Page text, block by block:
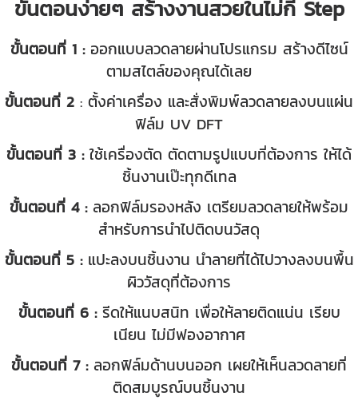
ขั้นตอนง่ายๆ สร้างงานสวยในไม่กี่ Step
ขั้นตอนที่ 1 :ออกแบบลวดลายผ่านโปรแกรม สร้างดีไซน์
ตามสไตล์ของคุณได้เลย
ขั้นตอนที่ 2 : ตั้งค่าเครื่อง และสั่งพิมพ์ลวดลายลงบนแผ่น
ฟิล์ม UV DFT
ขั้นตอนที่ 3 :ใช้เครื่องตัด ตัดตามรูปแบบที่ต้องการ ให้ได้
ชิ้นงานเป๊ะทุกดีเทล
ขั้นตอนที่ 4: ลอกฟิล์มรองหลัง เตรียมลวดลายให้พร้อม
สำหรับการนำไปติดบนวัสดุ
ขั้นตอนที่ 5: แปะลงบนชิ้นงาน นำลายที่ได้ไปวางลงบนพื้น
ผิววัสดุที่ต้องการ
ขั้นตอนที่ 6: รีดให้แนบสนิท เพื่อให้ลายติดแน่น เรียบ
เนียน ไม่มีฟองอากาศ
ขั้นตอนที่ 7: ลอกฟิล์มด้านบนออก เผยให้เห็นลวดลายที่
ติดสมบูรณ์บนชิ้นงาน